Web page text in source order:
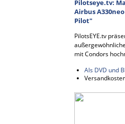
Pilotseye.tv:
Airbus
Pilot"
PilotsEYE.tv
mit Condors
Als DVD und